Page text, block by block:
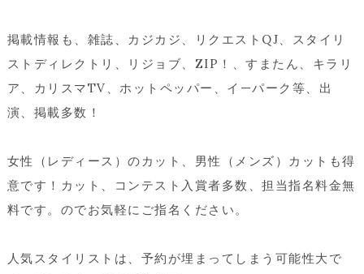
掲載情報も、雑誌、カジカジ、リクエストQJ、スタイリ
ストディレクトリ、リジョブ、ZIP！、すまたん、キラリ
ア、カリスマTV、ホットペッパー、イ—パーク等、出
演、掲載多数！
女性（レディース）のカット、男性（メンズ）カットも得
意です！カット、コンテスト入賞者多数、担当指名料金無
料です。のでお気軽にご指名ください。
人気スタイリストは、予約が埋まってしまう可能性大で